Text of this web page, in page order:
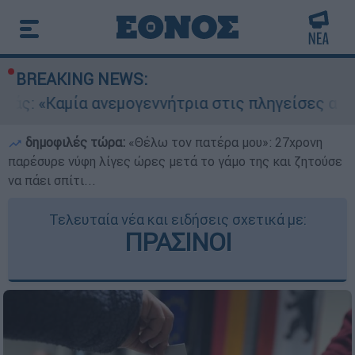
BREAKING NEWS:
στις πληγείσες από τις
δημοφιλές τώρα: «Θέλω τον πατέρα μου»: 27χρονη
παρέσυρε νύφη λίγες ώρες μετά το γάμο της και ζητούσε
να πάει σπίτι...
Τελευταία νέα και ειδήσεις σχετικά με:
ΠΡΑΣΙΝΟΙ